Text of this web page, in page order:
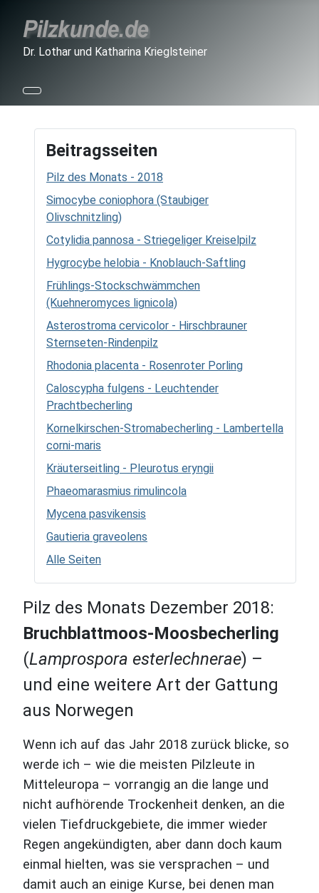
Dr. Lothar und Katharina Krieglsteiner
Beitragsseiten
Pilz des Monats - 2018
Simocybe coniophora (Staubiger
Olivschnitzling)
Cotylidia pannosa - Striegeliger Kreiselpilz
Hygrocybe helobia - Knoblauch-Saftling
Frühlings-Stockschwämmchen
(Kuehneromyces lignicola)
Asterostroma cervicolor - Hirschbrauner
Sternseten-Rindenpilz
Rhodonia placenta - Rosenroter Porling
Caloscypha fulgens - Leuchtender
Prachtbecherling
Kornelkirschen-Stromabecherling - Lambertella
corni-maris
Kräuterseitling - Pleurotus eryngii
Phaeomarasmius rimulincola
Mycena pasvikensis
Gautieria graveolens
Alle Seiten
Pilz des Monats Dezember 2018:
Bruchblattmoos-Moosbecherling
(Lamprospora esterlechnerae) –
und eine weitere Art der Gattung
aus Norwegen
Wenn ich auf das Jahr 2018 zurück blicke, so
werde ich – wie die meisten Pilzleute in
Mitteleuropa – vorrangig an die lange und
nicht aufhörende Trockenheit denken, an die
vielen Tiefdruckgebiete, die immer wieder
Regen angekündigten, aber dann doch kaum
einmal hielten, was sie versprachen – und
damit auch an einige Kurse, bei denen man